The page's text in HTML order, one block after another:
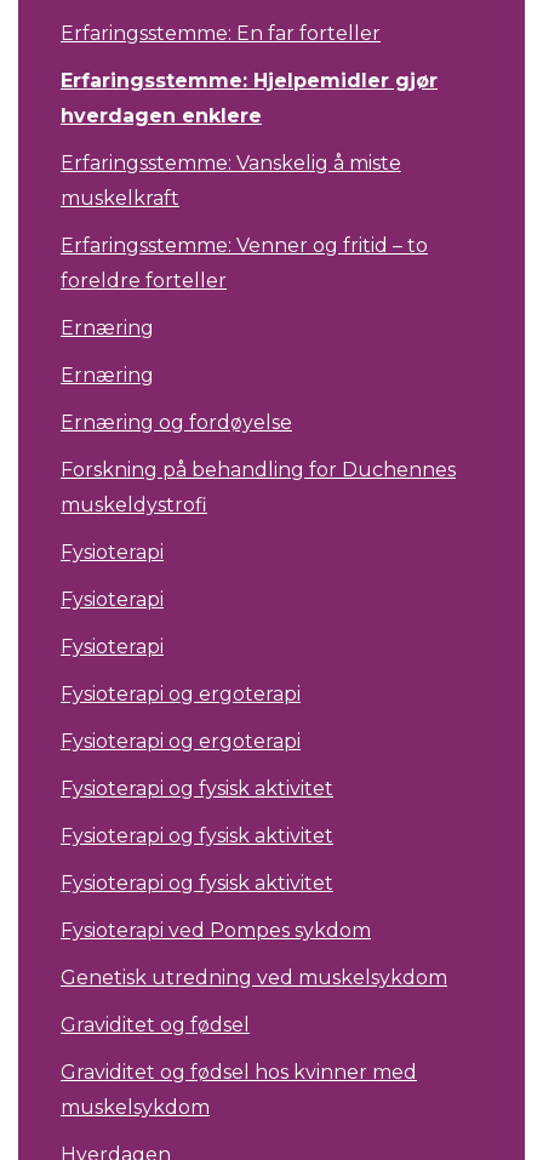
Erfaringsstemme: En far forteller
Erfaringsstemme: Hjelpemidler gjør
hverdagen enklere
Erfaringsstemme: Vanskelig å miste
muskelkraft
Erfaringsstemme: Venner og fritid – to
foreldre forteller
Ernæring
Ernæring
Ernæring og fordøyelse
Forskning på behandling for Duchennes
muskeldystrofi
Fysioterapi
Fysioterapi
Fysioterapi
Fysioterapi og ergoterapi
Fysioterapi og ergoterapi
Fysioterapi og fysisk aktivitet
Fysioterapi og fysisk aktivitet
Fysioterapi og fysisk aktivitet
Fysioterapi ved Pompes sykdom
Genetisk utredning ved muskelsykdom
Graviditet og fødsel
Graviditet og fødsel hos kvinner med
muskelsykdom
Hverdagen